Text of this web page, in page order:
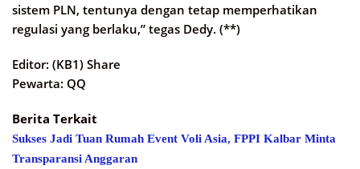
sistem PLN, tentunya dengan tetap memperhatikan
regulasi yang berlaku,” tegas Dedy. (**)
Editor: (KB1) Share
Pewarta: QQ
Berita Terkait
Sukses Jadi Tuan Rumah Event Voli Asia, FPPI Kalbar Minta
Transparansi Anggaran